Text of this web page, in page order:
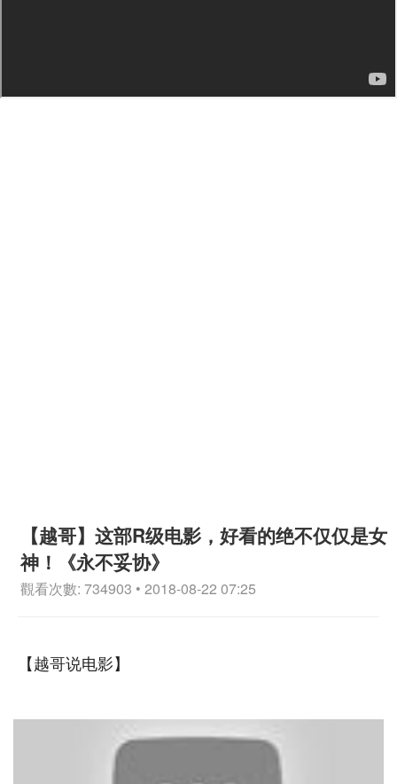
【越哥】这部R级电影，好看的绝不仅仅是女
神！《永不妥协》
觀看次數: 734903 • 2018-08-22 07:25
【越哥说电影】